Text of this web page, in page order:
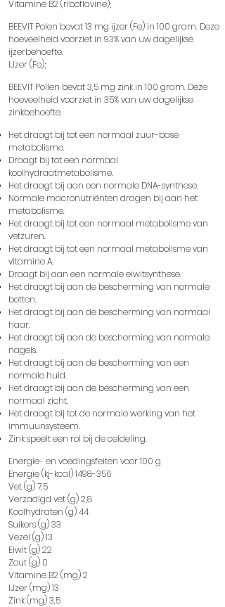
Vitamine B2 (riboflavine);
BEEVIT Polen bevat 13 mg ijzer (Fe) in 100 gram. Deze
hoeveelheid voorziet in 93% van uw dagelijkse
ijzerbehoefte.
IJzer (Fe);
BEEVIT Pollen bevat 3,5 mg zink in 100 gram. Deze
hoeveelheid voorziet in 35% van uw dagelijkse
zinkbehoefte.
Het draagt ​​bij tot een normaal zuur-base
metabolisme.
Draagt ​​bij tot een normaal
koolhydraatmetabolisme.
Het draagt ​​bij aan een normale DNA-synthese.
Normale macronutriënten dragen bij aan het
metabolisme.
Het draagt ​​bij tot een normaal metabolisme van
vetzuren.
Het draagt ​​bij tot een normaal metabolisme van
vitamine A.
Draagt ​​bij aan een normale eiwitsynthese.
Het draagt ​​bij aan de bescherming van normale
botten.
Het draagt ​​bij aan de bescherming van normaal
haar.
Het draagt ​​bij aan de bescherming van normale
nagels.
Het draagt ​​bij aan de bescherming van een
normale huid.
Het draagt ​​bij aan de bescherming van een
normaal zicht.
Het draagt ​​bij tot de normale werking van het
immuunsysteem.
Zink speelt een rol bij de celdeling.
Energie- en voedingsfeiten voor 100 g
Energie (kj-kcal)1498-356
Vet (g) 7,5
Verzadigd vet (g) 2,8
Koolhydraten (g) 44
Suikers (g) 33
Vezel (g) 13
Eiwit (g) 22
Zout (g) 0
Vitamine B2 (mg) 2
IJzer (mg) 13
Zink (mg) 3,5